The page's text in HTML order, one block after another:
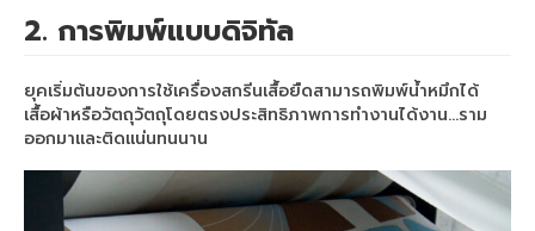
printer sublimation
Arena DFT
เครื่องพิมพ์ Arena DFT30 cm.
2. การพิมพ์แบบดิจิทัล
ยุคเริ่มต้นของการใช้เครื่องสกรีนเสื้อยืดสามารถพิมพ์น้ำหมึกได้
เสื้อผ้าหรือวัตถุวัตถุโดยตรงประสิทธิภาพการทำงานได้งาน…ราม
ออกมาและติดแน่นทนนาน